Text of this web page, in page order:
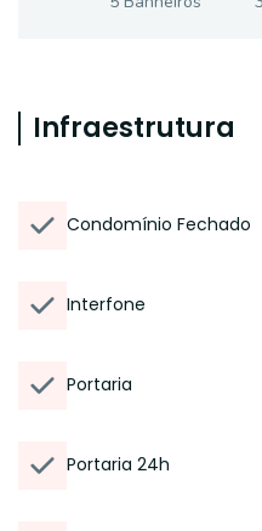
Infraestrutura
Condomínio Fechado
Interfone
Portaria
Portaria 24h